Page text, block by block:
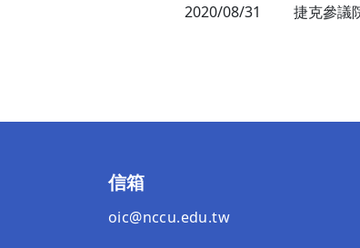
2020/08/31 捷克參議
信箱
oic@nccu.edu.tw